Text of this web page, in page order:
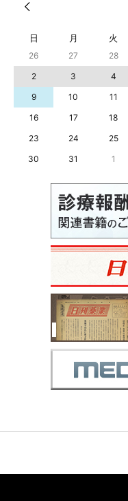
日 月 火
26 27 28
2
3 4
9
10 11
16
17 18
23
24 25
30
31 1